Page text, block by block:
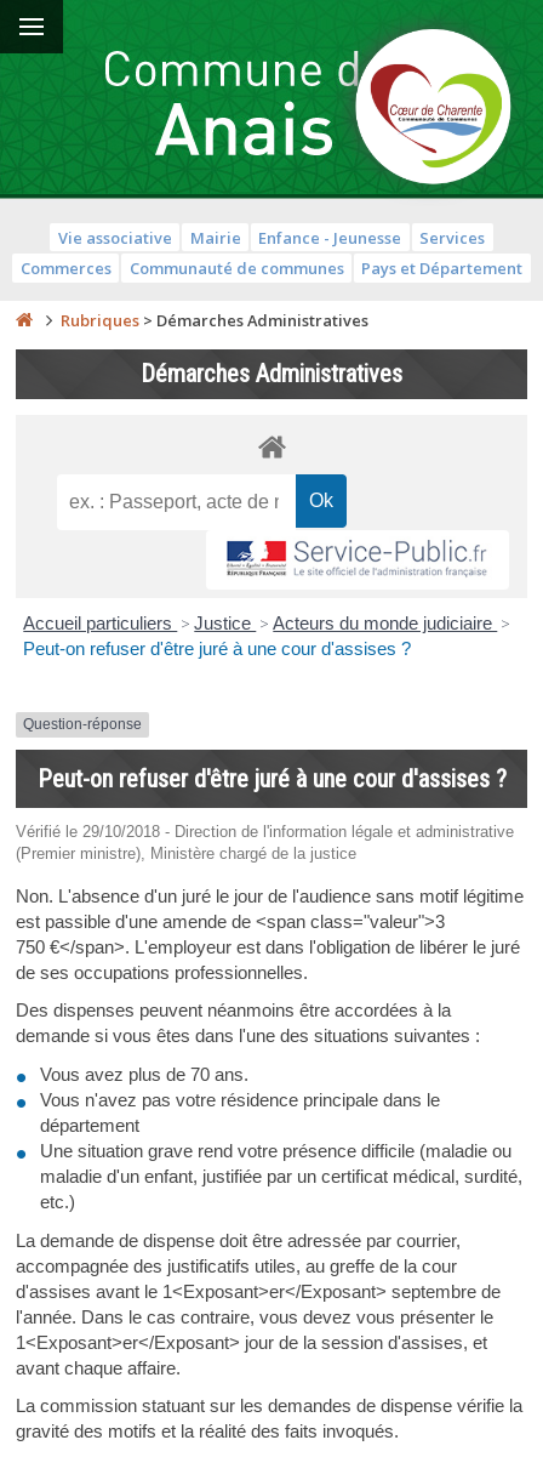
Vie associative Mairie Enfance - Jeunesse
Services
Commerces
Communauté de communes Pays et Département
Rubriques > Démarches Administratives
Démarches Administratives
Accueil particuliers > Justice > Acteurs du monde judiciaire >
Peut-on refuser d'être juré à une cour d'assises ?
Question-réponse
Peut-on refuser d'être juré à une cour d'assises ?
Vérifié le 29/10/2018 - Direction de l'information légale et administrative
(Premier ministre), Ministère chargé de la justice
Non. L'absence d'un juré le jour de l'audience sans motif légitime
est passible d'une amende de <span class="valeur">3
750 €</span>. L'employeur est dans l'obligation de libérer le juré
de ses occupations professionnelles.
Des dispenses peuvent néanmoins être accordées à la
demande si vous êtes dans l'une des situations suivantes :
Vous avez plus de 70 ans.
Vous n'avez pas votre résidence principale dans le
département
Une situation grave rend votre présence difficile (maladie ou
maladie d'un enfant, justifiée par un certificat médical, surdité,
etc.)
La demande de dispense doit être adressée par courrier,
accompagnée des justificatifs utiles, au greffe de la cour
d'assises avant le 1<Exposant>er</Exposant> septembre de
l'année. Dans le cas contraire, vous devez vous présenter le
1<Exposant>er</Exposant> jour de la session d'assises, et
avant chaque affaire.
La commission statuant sur les demandes de dispense vérifie la
gravité des motifs et la réalité des faits invoqués.